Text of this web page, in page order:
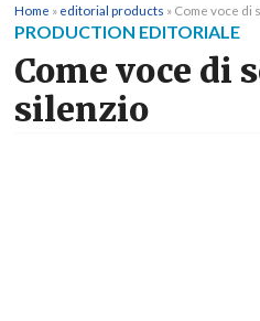
Home » editorial products » Come voce di
PRODUCTION EDITORIALE
Come voce di
silenzio